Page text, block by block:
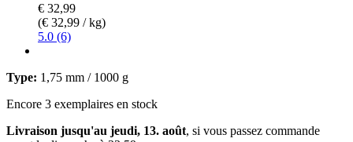
€ 32,99
(€ 32,99 / kg)
5.0 (6)
Type: 1,75 mm / 1000 g
Encore 3 exemplaires en stock
Livraison jusqu'au jeudi, 13. août, si vous passez commande